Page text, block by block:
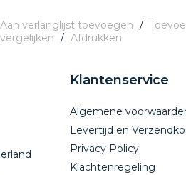
Aan verlanglijst toevoegen /
vergelijken / Afdrukken
Klantenservice
Algemene
Levertijd en
Privacy Policy
Klachtenregeling